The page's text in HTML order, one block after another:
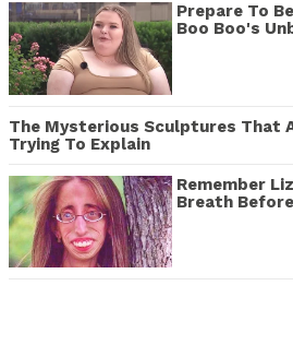
Prepare To
Boo Boo's
The Mysterious Sculptures That
Trying To Explain
Remember
Breath